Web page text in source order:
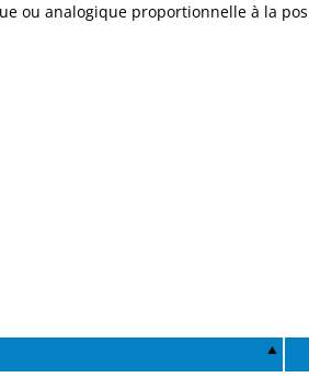
ou analogique proportionnelle à la